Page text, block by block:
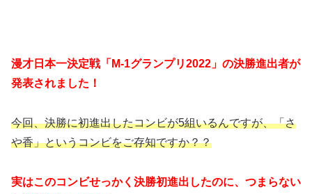
漫才日本一決定戦「M-1グランプリ2022」の決勝進出者が
発表されました！
今回、決勝に初進出したコンビが5組いるんですが、「さ
や香」というコンビをご存知ですか？？
実はこのコンビせっかく決勝初進出したのに、つまらない